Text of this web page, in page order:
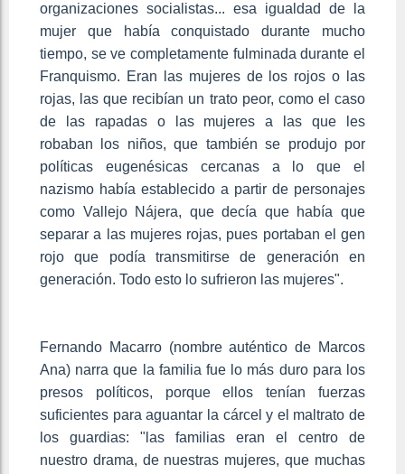
organizaciones socialistas... esa igualdad de la
mujer que había conquistado durante mucho
tiempo, se ve completamente fulminada durante el
Franquismo. Eran las mujeres de los rojos o las
rojas, las que recibían un trato peor, como el caso
de las rapadas o las mujeres a las que les
robaban los niños, que también se produjo por
políticas eugenésicas cercanas a lo que el
nazismo había establecido a partir de personajes
como Vallejo Nájera, que decía que había que
separar a las mujeres rojas, pues portaban el gen
rojo que podía transmitirse de generación en
generación. Todo esto lo sufrieron las mujeres".
Fernando Macarro (nombre auténtico de Marcos
Ana) narra que la familia fue lo más duro para los
presos políticos, porque ellos tenían fuerzas
suficientes para aguantar la cárcel y el maltrato de
los guardias: "las familias eran el centro de
nuestro drama, de nuestras mujeres, que muchas